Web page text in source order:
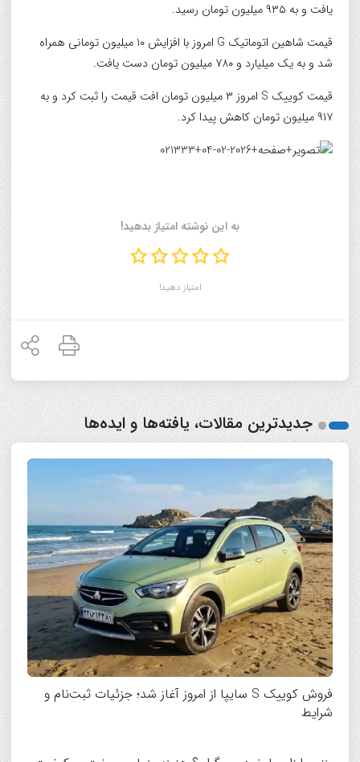
یافت و به ۹۳۵ میلیون تومان رسید.
قیمت شاهین اتوماتیک G امروز با افزایش ۱۰ میلیون تومانی همراه
شد و به یک میلیارد و ۷۸۰ میلیون تومان دست یافت.
قیمت کوییک S امروز ۳ میلیون تومان افت قیمت را ثبت کرد و به
۹۱۷ میلیون تومان کاهش پیدا کرد.
به این نوشته امتیاز بدهید!
امتیاز دهید!
جدیدترین مقالات، یافته‌ها و ایده‌ها
فروش کوییک S سایپا از امروز آغاز شد؛ جزئیات ثبت‌نام و
شرایط